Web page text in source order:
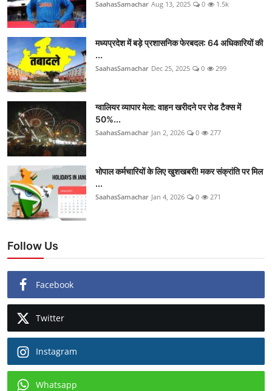
SaahasSamachar Aug 13, 2025 0 1.5k
मध्यप्रदेश में बड़े प्रशासनिक फेरबदल: 64 अधिकारियों की
...
SaahasSamachar Dec 25, 2025 0 299
ग्वालियर व्यापार मेला: वाहन खरीदने पर रोड टैक्स में
50%...
SaahasSamachar Jan 2, 2026 0 277
भोपाल कर्मचारियों के लिए खुशखबरी! मकर संक्रांति पर मिल
...
SaahasSamachar Jan 4, 2026 0 271
Follow Us
Facebook
Twitter
Instagram
Whatsapp